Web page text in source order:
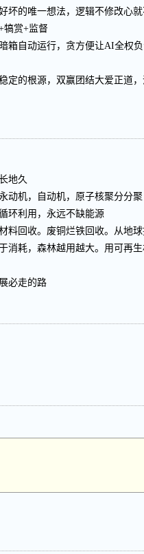
坏的唯一想法，逻辑不修改心
犒赏+监督
箱自动运行，贪方便让AI全权
定的根源，双赢团结大爱正道
地久
动机，自动机，原子核聚分分
环利用，永远不缺能源
料回收。废铜烂铁回收。从地
消耗，森林越用越大。用可再
必走的路